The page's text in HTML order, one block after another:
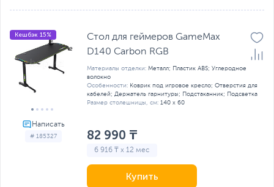
# 185327
Кешбэк 15%
Стол для геймеров GameMax
D140 Carbon RGB
Материалы отделки: Металл; Пластик ABS; Углеродное
волокно
Особенности: Коврик под игровое кресло; Отверстия для
кабелей; Держатель гарнитуры; Подстаканник; Подсветка
Размер столешницы, см: 140 х 60
82 990 ₸
6 916 ₸ x 12 мес
Купить